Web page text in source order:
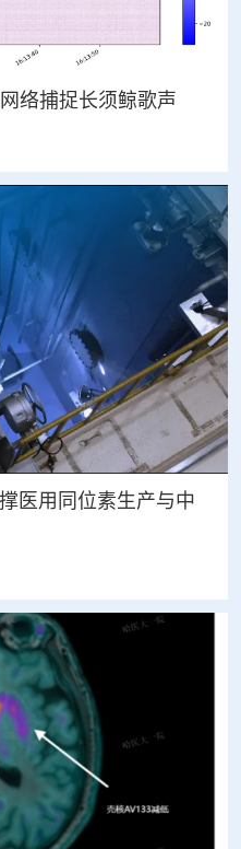
络捕捉长须鲸歌声
医用同位素生产与中